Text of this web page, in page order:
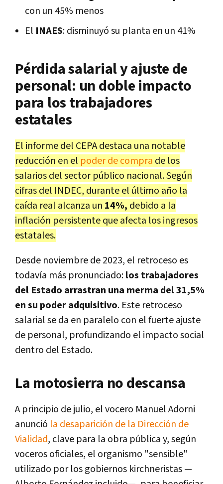
con un 45% menos
El INAES: disminuyó su planta en un 41%
Pérdida salarial y ajuste de
personal: un doble impacto
para los trabajadores
estatales
El informe del CEPA destaca una notable
reducción en el poder de compra de los
salarios del sector público nacional. Según
cifras del INDEC, durante el último año la
caída real alcanza un 14%, debido a la
inflación persistente que afecta los ingresos
estatales.
Desde noviembre de 2023, el retroceso es
todavía más pronunciado:los trabajadores
del Estado arrastran una merma del 31,5%
en su poder adquisitivo. Este retroceso
salarial se da en paralelo con el fuerte ajuste
de personal, profundizando el impacto social
dentro del Estado.
La motosierra no descansa
A principio de julio, el vocero Manuel Adorni
anunció la desaparición de la Dirección de
Vialidad, clave para la obra pública y, según
voceros oficiales, el organismo "sensible"
utilizado por los gobiernos kirchneristas —